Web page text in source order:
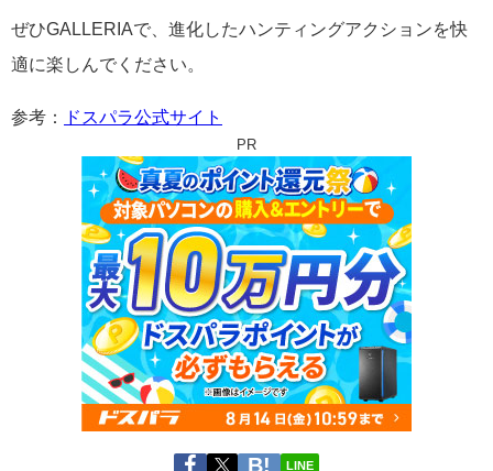
ぜひGALLERIAで、進化したハンティングアクションを快
適に楽しんでください。
参考： ドスパラ公式サイト
PR
LINE